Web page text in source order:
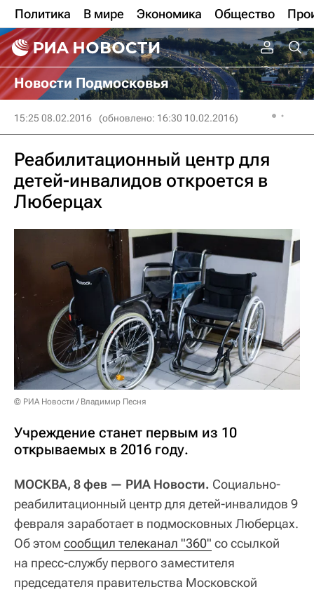
Политика В мире Экономика Общество
Новости Подмосковья
15:25 08.02.2016 (обновлено: 16:30 10.02.2016)
Реабилитационный центр для
детей-инвалидов откроется в
Люберцах
© РИА Новости / Владимир Песня
Учреждение станет первым из 10
открываемых в 2016 году.
МОСКВА, 8 фев — РИА Новости. Социально-
реабилитационный центр для детей-инвалидов 9
февраля заработает в подмосковных Люберцах.
Об этом сообщил телеканал "360" со ссылкой
на пресс-службу первого заместителя
председателя правительства Московской